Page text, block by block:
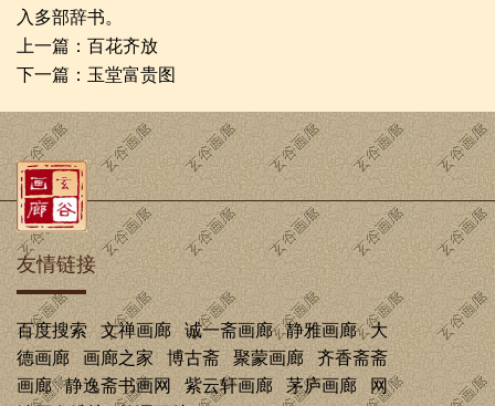
入多部辞书。
上一篇： 百花齐放
下一篇： 玉堂富贵图
友情链接
百度搜索 文禅画廊 诚一斋画廊 静雅画廊
大
德画廊
画廊之家 博古斋 聚蒙画廊
齐香斋斋
画廊
静逸斋书画网 紫云轩画廊 茅庐画廊
网